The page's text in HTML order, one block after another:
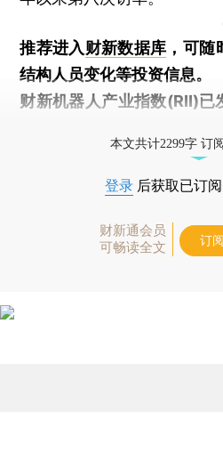
推荐进入财新数据库 ，可随
结构人员变化等投资信息。
财新机器人产业指数(RII)已
本文共计2299字 订
登录 后获取已订
财新通会员
可畅读全文
订